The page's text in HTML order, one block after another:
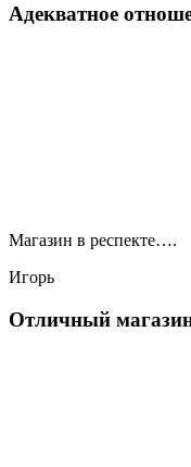
Адекватное
Магазин в респекте….
Игорь
Отличный